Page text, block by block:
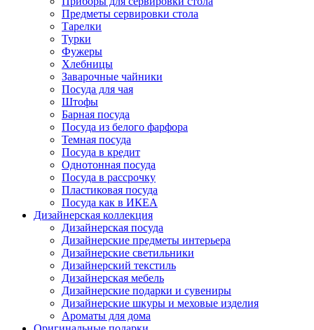
Предметы сервировки стола
Тарелки
Турки
Фужеры
Хлебницы
Заварочные чайники
Посуда для чая
Штофы
Барная посуда
Посуда из белого фарфора
Темная посуда
Посуда в кредит
Однотонная посуда
Посуда в рассрочку
Пластиковая посуда
Посуда как в ИКЕА
Дизайнерская коллекция
Дизайнерская посуда
Дизайнерские предметы интерьера
Дизайнерские светильники
Дизайнерский текстиль
Дизайнерская мебель
Дизайнерские подарки и сувениры
Дизайнерские шкуры и меховые изделия
Ароматы для дома